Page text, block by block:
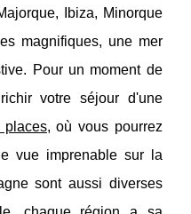
Ibiza, Minorque
magnifiques, une mer
Pour un moment de
votre séjour d'une
places, où vous pourrez
vue imprenable sur la
sont aussi diverses